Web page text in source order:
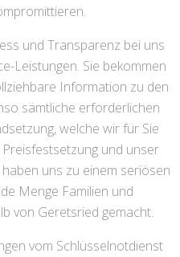
und Transparenz bei uns
Leistungen. Sie bekommen
Information zu den
sämtliche erforderlichen
welche wir für Sie
und unser
uns zu einem seriösen
Menge Familien und
von Geretsried gemacht.
vom Schlüsselnotdienst